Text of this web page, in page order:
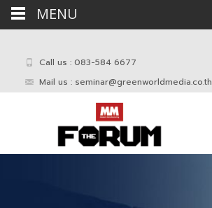
Call us : 083-584 6677
Mail us : seminar@greenworldmedia.co.th
MENU